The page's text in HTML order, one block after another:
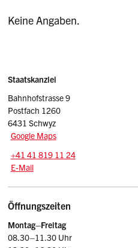
Keine Angaben.
Sidebar
Adresse
Staatskanzlei
Bahnhofstrasse 9
Postfach 1260
6431 Schwyz
Google Maps
Tel.:
+41 41 819 11 24
E-Mail: srsz
E-Mail
Öffnungszeiten
Montag–Freitag
08.30–11.30 Uhr